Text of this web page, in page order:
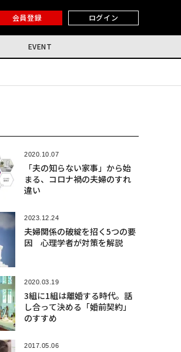
会員登録 ログイン
EVENT
2020.10.07
「夫の知らない家事」から始
まる、コロナ禍の夫婦のすれ
違い
2023.12.24
夫婦関係の破綻を招く5つの要
因 心理学者が対策を解説
2020.03.19
3組に1組は離婚する時代。話
し合って決める「婚前契約」
のすすめ
2017.05.06